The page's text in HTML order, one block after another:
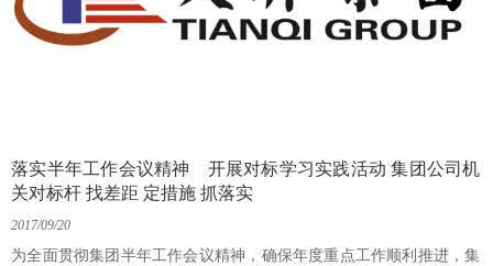
落实半年工作会议精神 开展对标学习实践活动 集团公司机
关对标杆 找差距 定措施 抓落实
2017/09/20
为全面贯彻集团半年工作会议精神，确保年度重点工作顺利推进，集